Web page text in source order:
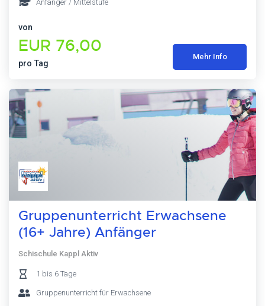
Anfänger / Mittelstufe
von
EUR 76,00
pro Tag
Mehr Info
Gruppenunterricht Erwachsene
(16+ Jahre) Anfänger
Schischule Kappl Aktiv
1 bis 6 Tage
Gruppenunterricht für Erwachsene